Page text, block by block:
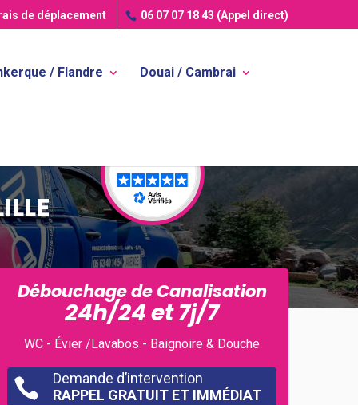
de déplacement 06 07 07 18 43 (Appel direct)
/ Flandre Douai / Cambrai
Débouchage de Canalisation
24h/24 et 7j/7
WC - Évier /Lavabos - Baignoire & Douche

Demande d’intervention
RAPPEL GRATUIT ET IMMÉDIAT